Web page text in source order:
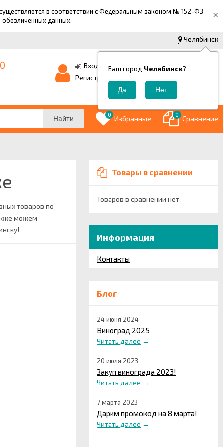
в соответствии с Федеральным законом № 152-ФЗ
обезличенных данных. ×
Челябинск
Ваш город Челябинск?
Вход
Регистрация
Найти
0 Избранные 0 Сравнение
Товары в сравнении
Товаров в сравнении нет
Информация
Контакты
Блог
24 июня 2024
Виноград 2025
Читать далее →
20 июля 2023
Закуп винограда 2023!
Читать далее →
7 марта 2023
Дарим промокод на 8 марта!
Читать далее →
товаров по
можем